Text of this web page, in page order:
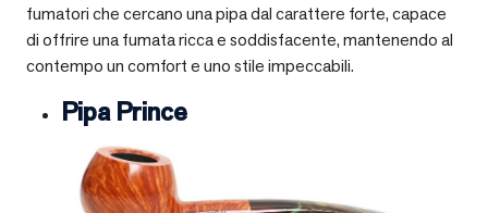
fumatori che cercano una pipa dal carattere forte, capace
di offrire una fumata ricca e soddisfacente, mantenendo al
contempo un comfort e uno stile impeccabili.
Pipa Prince